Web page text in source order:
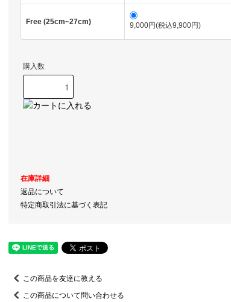
Free (25cm~27cm) 9,000円(税込9,900円)
購入数
在庫詳細
返品について
特定商取引法に基づく表記
この商品を友達に教える
この商品について問い合わせる